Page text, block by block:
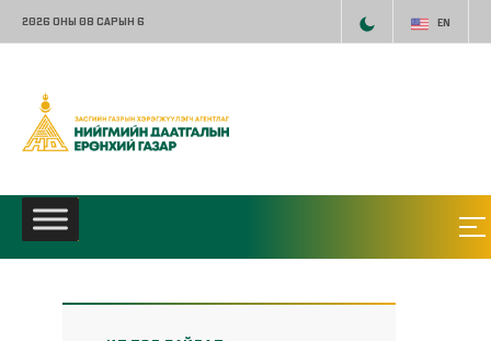
2026 ОНЫ 08 САРЫН 6 EN